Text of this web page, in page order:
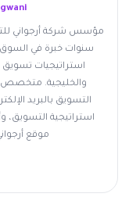
سنوات خبرة في السوق
استراتيجيات تسويق
والخليجية. متخصص
التسويق بالبريد
استراتيجية التسويق،
موقع أرجواني. أكثر من